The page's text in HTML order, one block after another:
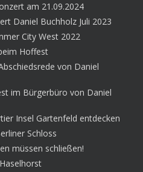
am 21.09.2024
Daniel Buchholz Juli 2023
City West 2022
Hoffest
von Daniel
im Bürgerbüro von Daniel
Insel Gartenfeld entdecken
Schloss
müssen schließen!